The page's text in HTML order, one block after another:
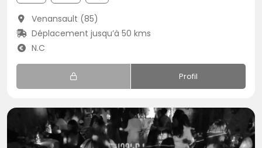
Venansault (85)
Déplacement jusqu’à 50 kms
N.C
Profil